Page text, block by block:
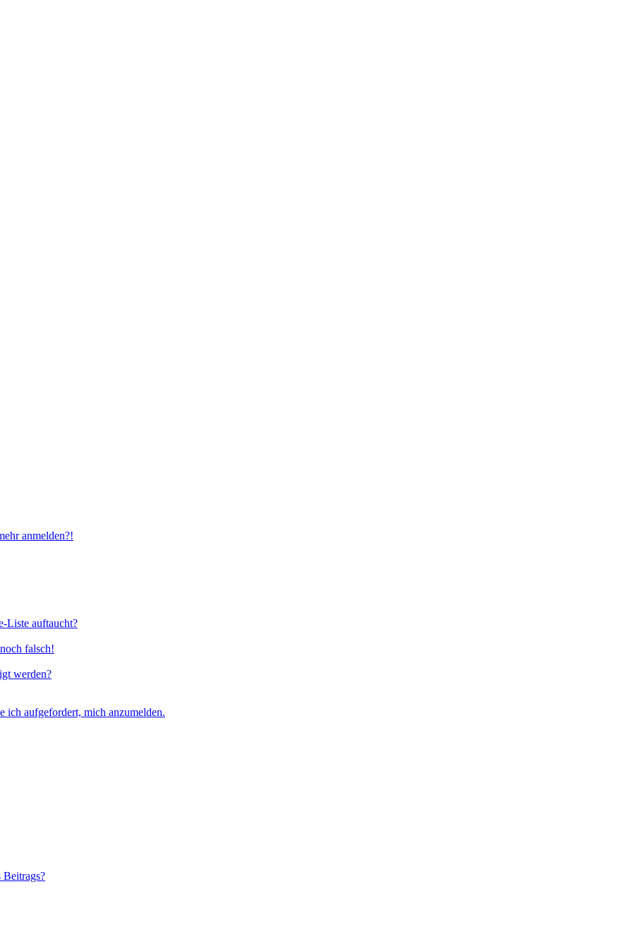
anmelden?!
Liste auftaucht?
falsch!
werden?
aufgefordert, mich anzumelden.
Beitrags?